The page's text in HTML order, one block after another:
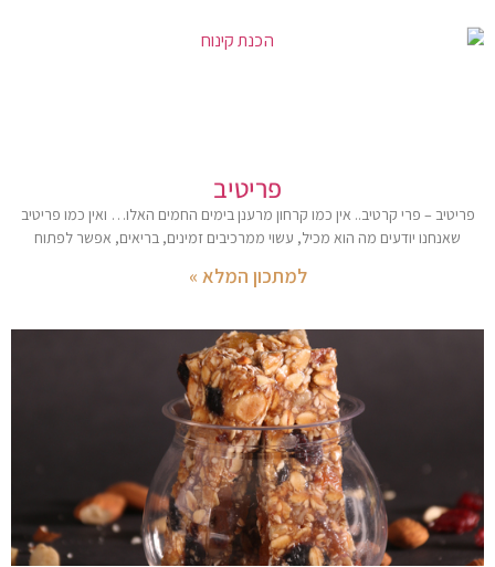
פריטיב
פריטיב – פרי קרטיב.. אין כמו קרחון מרענן בימים החמים האלו… ואין כמו פריטיב
שאנחנו יודעים מה הוא מכיל, עשוי ממרכיבים זמינים, בריאים, אפשר לפתוח
למתכון המלא »